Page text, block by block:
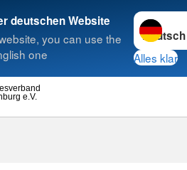
deutschen Website
you can use the
one
Sprache
Alles klar
e.V.
Suche